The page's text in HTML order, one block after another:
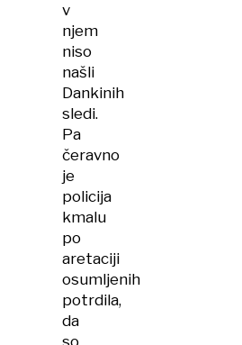
v
njem
niso
našli
Dankinih
sledi.
Pa
čeravno
je
policija
kmalu
po
aretaciji
osumljenih
potrdila,
da